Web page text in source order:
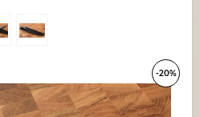
-20%